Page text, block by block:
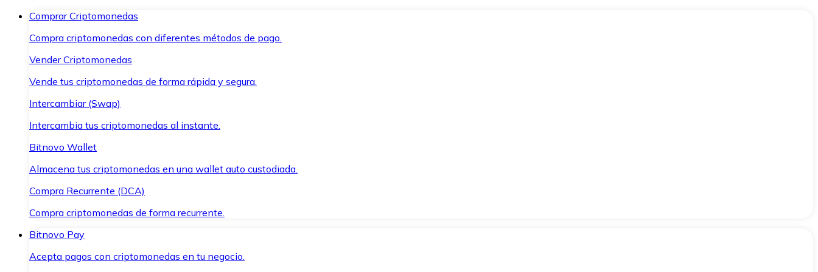
Comprar Criptomonedas
Compra criptomonedas con diferentes métodos de pago.
Vender Criptomonedas
Vende tus criptomonedas de forma rápida y segura.
Intercambiar (Swap)
Intercambia tus criptomonedas al instante.
Bitnovo Wallet
Almacena tus criptomonedas en una wallet auto custodiada.
Compra Recurrente (DCA)
Compra criptomonedas de forma recurrente.
Bitnovo Pay
Acepta pagos con criptomonedas en tu negocio.